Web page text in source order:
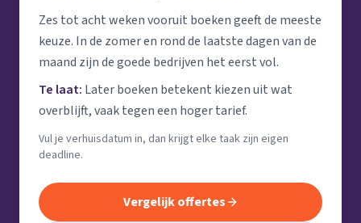
Zes tot acht weken vooruit boeken geeft de meeste
keuze. In de zomer en rond de laatste dagen van de
maand zijn de goede bedrijven het eerst vol.
Te laat: Later boeken betekent kiezen uit wat
overblijft, vaak tegen een hoger tarief.
Vul je verhuisdatum in, dan krijgt elke taak zijn eigen
deadline.
Vergelijk offertes